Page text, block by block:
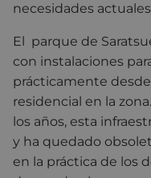
necesidades
El parque de
con instalaciones
prácticamente
residencial en la
los años, esta
y ha quedado
en la práctica de los